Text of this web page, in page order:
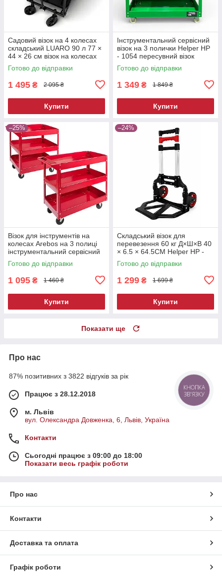
Садовий візок на 4 колесах
складський LUARO 90 л 77 ×
44 × 26 см візок на колесах
візок з ручкою на колесах
Готово до відправки
1 495 ₴ 2 095 ₴
Купити
Інструментальний сервісний
візок на 3 полички Helper HP
- 1054 пересувний візок
автослюсаря
інструментальний для СТО
Готово до відправки
1 349 ₴ 1 849 ₴
Купити
–25%
Візок для інструментів на
колесах Arebos на 3 полиці
інструментальний сервісний
візок для автосервісу візок
для СТО
Готово до відправки
1 095 ₴ 1 460 ₴
Купити
–24%
Складський візок для
перевезення 60 кг Д×Ш×В 40
× 6.5 × 64.5CM Helper HP -
1195 транспортувальний
складський візок
Готово до відправки
1 299 ₴ 1 699 ₴
Купити
Показати ще
Про нас
87% позитивних з 3822 відгуків за рік
Працює з 28.12.2018
м. Львів
вул. Олександра Довженка, 6, Львів, Україна
Контакти
Сьогодні працює з 09:00 до 18:00
Показати весь графік роботи
Про нас
Контакти
Доставка та оплата
Графік роботи
КНОПКА
ЗВ'ЯЗКУ